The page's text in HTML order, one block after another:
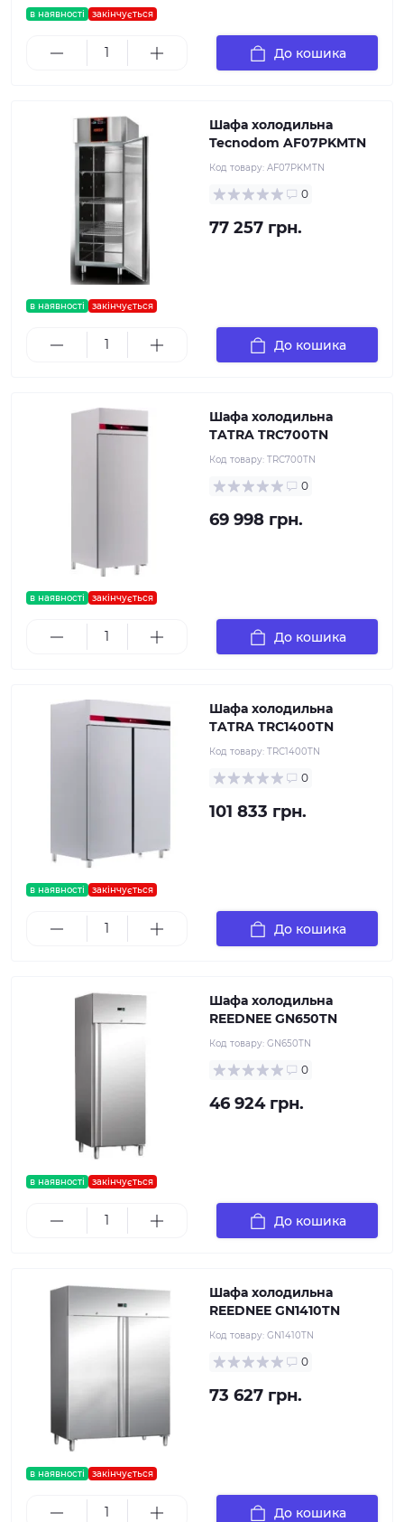
в наявності закінчується
До кошика
в наявності закінчується
Шафа холодильна
Tecnodom AF07PKMTN
Код товару: AF07PKMTN
0
77 257 грн.
До кошика
в наявності закінчується
Шафа холодильна
TATRA TRC700TN
Код товару: TRC700TN
0
69 998 грн.
До кошика
в наявності закінчується
Шафа холодильна
TATRA TRC1400TN
Код товару: TRC1400TN
0
101 833 грн.
До кошика
в наявності закінчується
Шафа холодильна
REEDNEE GN650TN
Код товару: GN650TN
0
46 924 грн.
До кошика
в наявності закінчується
Шафа холодильна
REEDNEE GN1410TN
Код товару: GN1410TN
0
73 627 грн.
До кошика